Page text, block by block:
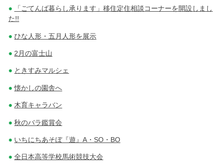
「ごてんば暮らし承ります」移住定住相談コーナーを開設しまし
た!!
ひな人形・五月人形を展示
2月の富士山
ときすみマルシェ
懐かしの園舎へ
木育キャラバン
秋のバラ鑑賞会
いちにちあそぼ『遊』A・SO・BO
全日本高等学校馬術競技大会